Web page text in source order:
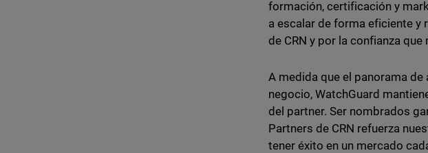
formación, certificación y
a escalar de forma eficiente
de CRN y por la confianza
A medida que el panorama
negocio, WatchGuard
del partner. Ser nombrados
Partners de CRN refuerza
tener éxito en un mercado